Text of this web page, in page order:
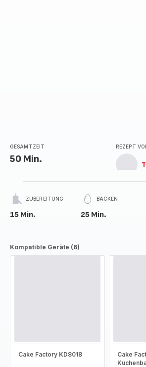
GESAMTZEIT
50 Min.
REZEPT
ZUBEREITUNG
15 Min.
BACKEN
25 Min.
Kompatible Geräte (6)
Cake Factory KD8018
Cake